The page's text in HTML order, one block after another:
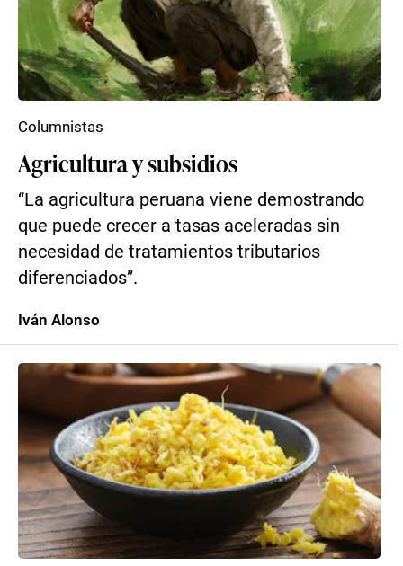
Agricultura y subsidios
“La agricultura peruana viene demostrando
que puede crecer a tasas aceleradas sin
necesidad de tratamientos tributarios
diferenciados”.
Columnistas
Iván Alonso